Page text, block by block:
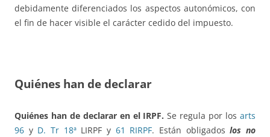
debidamente diferenciados los aspectos autonómicos, con
el fin de hacer visible el carácter cedido del impuesto.
Quiénes han de declarar
Quiénes han de declarar en el IRPF.Se regula por losarts
96 y D. Tr 18ªLIRPF y 61 RIRPF. Están obligadoslos no